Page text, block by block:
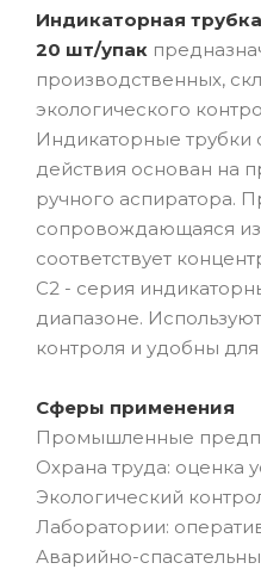
Индикаторная
20 шт/упак
производственных,
экологического
Индикаторные трубки
действия основан на
ручного аспиратора.
сопровождающаяся
соответствует
С2 - серия
диапазоне.
контроля и удобны
Сферы применения
Промышленные
Охрана труда: оценка
Экологический
Лаборатории:
Аварийно-